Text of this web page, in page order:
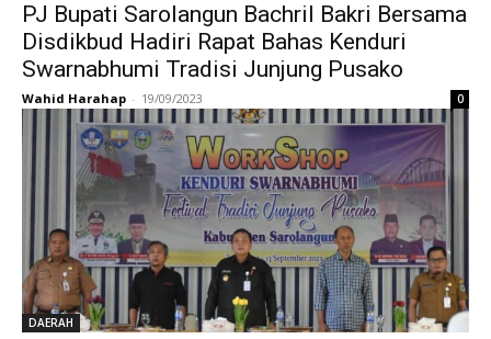
PJ Bupati Sarolangun Bachril Bakri Bersama
Disdikbud Hadiri Rapat Bahas Kenduri
Swarnabhumi Tradisi Junjung Pusako
Wahid Harahap - 19/09/2023 0
DAERAH